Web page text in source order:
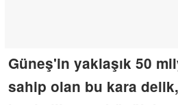
Güneş'in yaklaşık 50
sahip olan bu kara